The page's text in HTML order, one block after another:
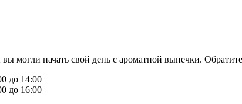
вы могли начать свой день с ароматной выпечки.
до 14:00
до 16:00